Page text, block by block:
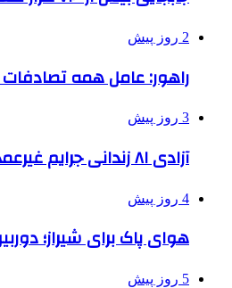
2 روز پیش
راهور: عامل همه
3 روز پیش
آزادی ۸۱ زندانی جرایم غیرعمد در تهران همزمان با اربعین
4 روز پیش
هوای پاک برای شیراز؛
5 روز پیش